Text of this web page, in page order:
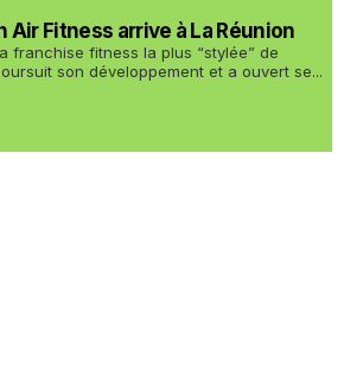
Air Fitness arrive à La Réunion
franchise fitness la plus “stylée” de
son développement et a ouvert se...